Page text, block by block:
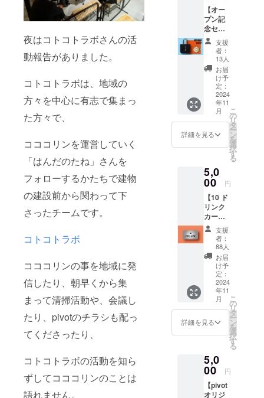
夜はコトコトラボさんの活
動報告がありました。
コトコトラボは、地域の
方々を中心に有志で集まっ
た方々で、
コココリンを運営していく
「はんだのたね」さんを
フォローするかたちで建物
の建設前から関わって下
さったチームです。
コトコトラボ
コココリンの事を地域に発
信したり、朝早くから集
まって清掃活動や、会議し
たり、pivotのチラシも配っ
てくださったり、
コトコトラボの活動を知ら
ずしてコココリンのことは
語れません。
を送ら
せてい
ただき
ます。
※応援プ
ラン
（3000
10000
円）の
リター
ンは全
て同じ
内容に
【オー
プン記
念セッ
ト 】
オープ
ンイベ
ント
（11/15
、16）
限定の
セット
です。
pivot オ
リジナ
ルトー
トバッ
リンク
１杯の
セッ
ト。
キャン
バス生
地のた
め、
しっか
りとし
た頑丈
な生地
が特
徴。 幅
広く使
えるの
でオス
セージ
・オリ
ジナル
トート
支援
者：
13人
お届
け予
定：
2024
年11
月
詳細を見る
こ
の
リ
タ
ー
ン
を
選
択
す
る
5,0
00 円
【10 ド
リンク
カー
ド】 1
枚でド
リンク
10杯を
楽しめ
ます。
全ドリ
ンクメ
ニュー
が1杯あ
たり500
円にな
りま
お礼の
メッ
セージ
・ドリ
ンク
支援
者：
88人
お届
け予
定：
2024
年11
月
詳細を見る
こ
の
リ
タ
ー
ン
を
選
択
す
る
5,0
00 円
【pivot
オリジ